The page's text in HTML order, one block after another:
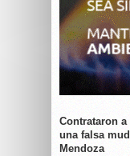
Contrataron
una falsa
Mendoza